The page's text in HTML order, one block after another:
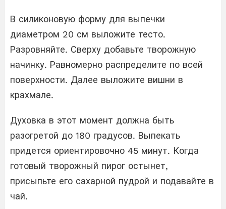
В силиконовую форму для выпечки
диаметром 20 см выложите тесто.
Разровняйте. Сверху добавьте творожную
начинку. Равномерно распределите по всей
поверхности. Далее выложите вишни в
крахмале.
Духовка в этот момент должна быть
разогретой до 180 градусов. Выпекать
придется ориентировочно 45 минут. Когда
готовый творожный пирог остынет,
присыпьте его сахарной пудрой и подавайте в
чай.